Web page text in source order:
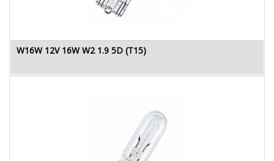
W16W 12V 16W W2 1.9 5D (T15)